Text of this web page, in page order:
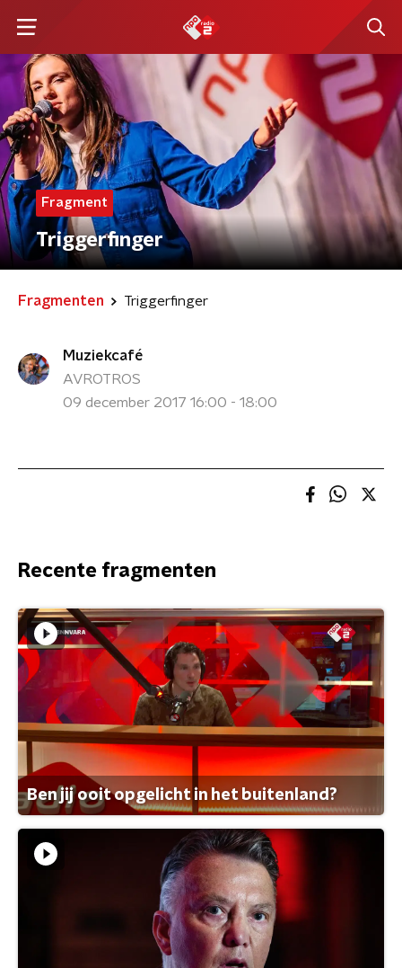
Fragment
Triggerfinger
Fragmenten Triggerfinger
Muziekcafé
AVROTROS
09 december 2017 16:00 - 18:00
Recente fragmenten
Ben jij ooit opgelicht in het buitenland?